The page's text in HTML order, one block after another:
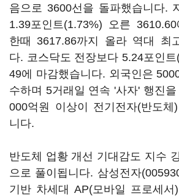
음으로 3600선을 돌파했습니다.
1.39포인트(1.73%) 오른
한때 3617.86까지 올라 역대 최
다. 코스닥도 전장보다 5.24포인
49에 마감했습니다. 외국인은
수하며 5거래일 연속 '사자' 행진
000억원 이상이 전기전자(반도
니다.
반도체 업황 개선 기대감도 지수
으로 풀이됩니다. 삼성전자
기반 차세대 AP(모바일 프로세